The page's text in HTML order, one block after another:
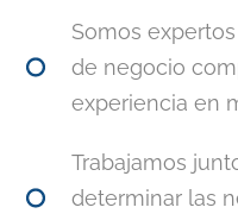
Somos
de negocio
experiencia en
Trabajamos
determinar las